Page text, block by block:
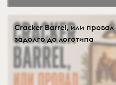
Cracker Barrel, или
задолго до логотипа